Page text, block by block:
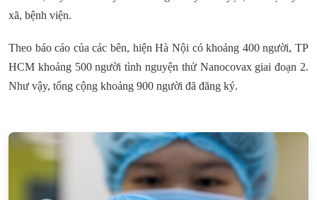
xã, bệnh viện.
Theo báo cáo của các bên, hiện Hà Nội có khoảng 400 người, TP
HCM khoảng 500 người tình nguyện thử Nanocovax giai đoạn 2.
Như vậy, tổng cộng khoảng 900 người đã đăng ký.